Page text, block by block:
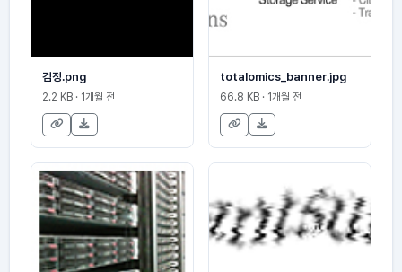
검정.png
2.2 KB · 1개월 전
totalomics_banner.jpg
66.8 KB · 1개월 전